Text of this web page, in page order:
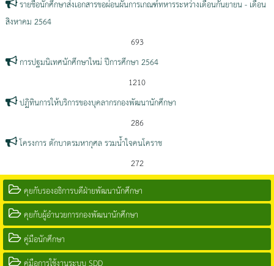
รายชื่อนักศึกษาส่งเอกสารขอผ่อนผันการเกณฑ์ทหารระหว่างเดือนกันยายน - เดือน
สิงหาคม 2564
693
การปฐมนิเทศนักศึกษาใหม่ ปีการศึกษา 2564
1210
ปฏิทินการให้บริการของบุคลากรกองพัฒนานักศึกษา
286
โครงการ ตักบาตรมหากุศล รวมน้ำใจคนโคราช
272
คุยกับรองอธิการบดีฝ่ายพัฒนานักศึกษา
คุยกับผู้อำนวยการกองพัฒนานักศึกษา
คู่มือนักศึกษา
คู่มือการใช้งานระบบ SDD